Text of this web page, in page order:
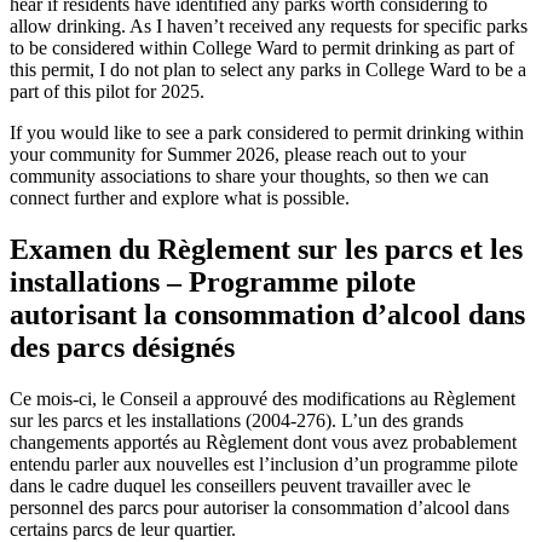
hear if residents have identified any parks worth considering to
allow drinking. As I haven’t received any requests for specific parks
to be considered within College Ward to permit drinking as part of
this permit, I do not plan to select any parks in College Ward to be a
part of this pilot for 2025.
If you would like to see a park considered to permit drinking within
your community for Summer 2026, please reach out to your
community associations to share your thoughts, so then we can
connect further and explore what is possible.
Examen du Règlement sur les parcs et les
installations – Programme pilote
autorisant la consommation d’alcool dans
des parcs désignés
Ce mois-ci, le Conseil a approuvé des modifications au Règlement
sur les parcs et les installations (2004-276). L’un des grands
changements apportés au Règlement dont vous avez probablement
entendu parler aux nouvelles est l’inclusion d’un programme pilote
dans le cadre duquel les conseillers peuvent travailler avec le
personnel des parcs pour autoriser la consommation d’alcool dans
certains parcs de leur quartier.